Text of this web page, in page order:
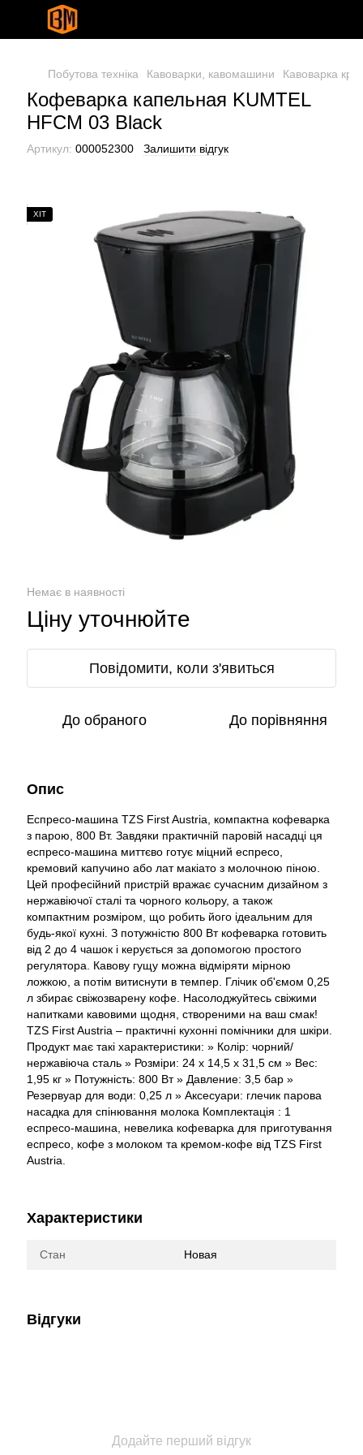
Побутова техніка Кавоварки, кавомашини Кавоварка
Кофеварка капельная KUMTEL
HFCM 03 Black
Артикул: 000052300 Залишити відгук
ХІТ
Немає в наявності
Ціну уточнюйте
Повідомити, коли з'явиться
До обраного До порівняння
Опис
Еспресо-машина TZS First Austria, компактна кофеварка
з парою, 800 Вт. Завдяки практичній паровій насадці ця
еспресо-машина миттєво готує міцний еспресо,
кремовий капучино або лат макіато з молочною піною.
Цей професійний пристрій вражає сучасним дизайном з
нержавіючої сталі та чорного кольору, а також
компактним розміром, що робить його ідеальним для
будь-якої кухні. З потужністю 800 Вт кофеварка готовить
від 2 до 4 чашок і керується за допомогою простого
регулятора. Кавову гущу можна відміряти мірною
ложкою, а потім витиснути в темпер. Глічик об'ємом 0,25
л збирає свіжозварену кофе. Насолоджуйтесь свіжими
напитками кавовими щодня, створеними на ваш смак!
TZS First Austria – практичні кухонні помічники для шкіри.
Продукт має такі характеристики: » Колір: чорний/
нержавіюча сталь » Розміри: 24 x 14,5 x 31,5 см » Вес:
1,95 кг » Потужність: 800 Вт » Давление: 3,5 бар »
Резервуар для води: 0,25 л » Аксесуари: глечик парова
насадка для спінювання молока Комплектація : 1
еспресо-машина, невелика кофеварка для приготування
еспресо, кофе з молоком та кремом-кофе від TZS First
Austria.
Характеристики
Стан Новая
Відгуки
Додайте перший відгук